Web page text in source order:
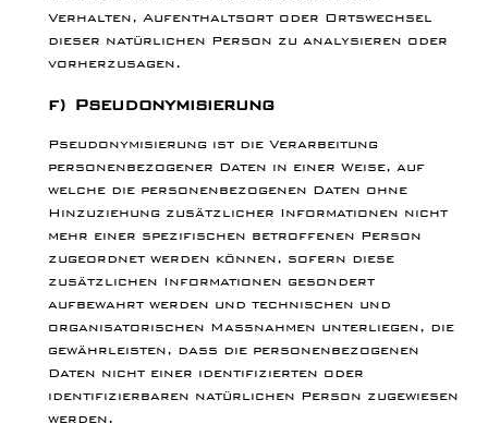
Verhalten, Aufenthaltsort oder Ortswechsel
dieser natürlichen Person zu analysieren oder
vorherzusagen.
f) Pseudonymisierung
Pseudonymisierung ist die Verarbeitung
personenbezogener Daten in einer Weise, auf
welche die personenbezogenen Daten ohne
Hinzuziehung zusätzlicher Informationen nicht
mehr einer spezifischen betroffenen Person
zugeordnet werden können, sofern diese
zusätzlichen Informationen gesondert
aufbewahrt werden und technischen und
organisatorischen Maßnahmen unterliegen, die
gewährleisten, dass die personenbezogenen
Daten nicht einer identifizierten oder
identifizierbaren natürlichen Person zugewiesen
werden.